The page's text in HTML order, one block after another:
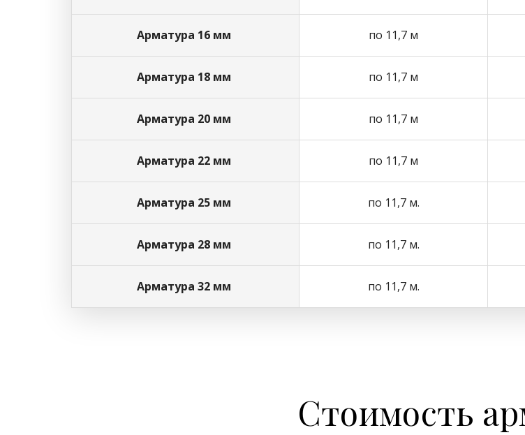
Арматура 16 мм по 11,7 м
Арматура 18 мм по 11,7 м
Арматура 20 мм по 11,7 м
Арматура 22 мм по 11,7 м
Арматура 25 мм по 11,7 м.
Арматура 28 мм по 11,7 м.
Арматура 32 мм по 11,7 м.
Стоимость